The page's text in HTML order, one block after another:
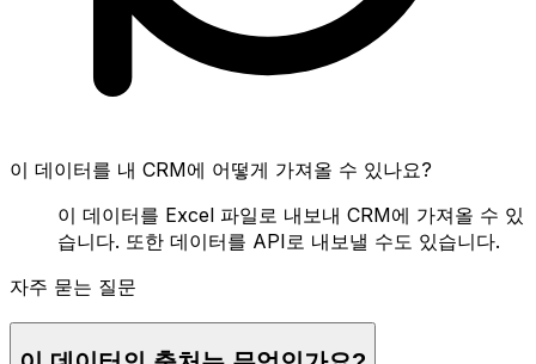
이 데이터를 내 CRM에 어떻게 가져올 수 있나요?
이 데이터를 Excel 파일로 내보내 CRM에 가져올 수 있
습니다. 또한 데이터를 API로 내보낼 수도 있습니다.
자주 묻는 질문